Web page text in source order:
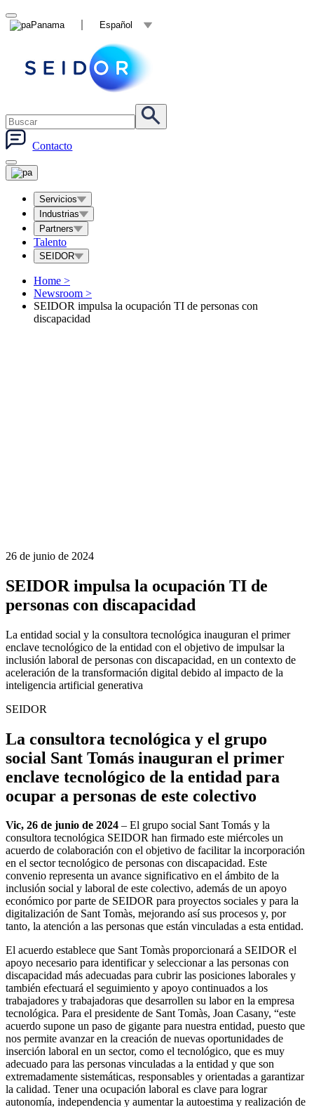
Panama Español
Contacto
Servicios
Industrias
Partners
Talento
SEIDOR
Home >
Newsroom >
SEIDOR impulsa la ocupación TI de personas con
discapacidad
26 de junio de 2024
SEIDOR impulsa la ocupación TI de
personas con discapacidad
La entidad social y la consultora tecnológica inauguran el primer
enclave tecnológico de la entidad con el objetivo de impulsar la
inclusión laboral de personas con discapacidad, en un contexto de
aceleración de la transformación digital debido al impacto de la
inteligencia artificial generativa
SEIDOR
La consultora tecnológica y el grupo
social Sant Tomás inauguran el primer
enclave tecnológico de la entidad para
ocupar a personas de este colectivo
Vic, 26 de junio de 2024 – El grupo social Sant Tomás y la
consultora tecnológica SEIDOR han firmado este miércoles un
acuerdo de colaboración con el objetivo de facilitar la incorporación
en el sector tecnológico de personas con discapacidad. Este
convenio representa un avance significativo en el ámbito de la
inclusión social y laboral de este colectivo, además de un apoyo
económico por parte de SEIDOR para proyectos sociales y para la
digitalización de Sant Tomàs, mejorando así sus procesos y, por
tanto, la atención a las personas que están vinculadas a esta entidad.
El acuerdo establece que Sant Tomàs proporcionará a SEIDOR el
apoyo necesario para identificar y seleccionar a las personas con
discapacidad más adecuadas para cubrir las posiciones laborales y
también efectuará el seguimiento y apoyo continuados a los
trabajadores y trabajadoras que desarrollen su labor en la empresa
tecnológica. Para el presidente de Sant Tomàs, Joan Casany, “este
acuerdo supone un paso de gigante para nuestra entidad, puesto que
nos permite avanzar en la creación de nuevas oportunidades de
inserción laboral en un sector, como el tecnológico, que es muy
adecuado para las personas vinculadas a la entidad y que son
extremadamente sistemáticas, responsables y orientadas a garantizar
la calidad. Tener una ocupación laboral es clave para lograr
autonomía, independencia y aumentar la autoestima y realización de